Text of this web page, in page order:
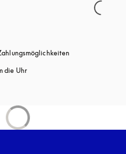
die Uhröffnet sich in einem neuen Tab